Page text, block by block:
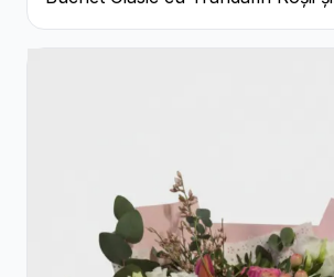
Crizanteme Albe